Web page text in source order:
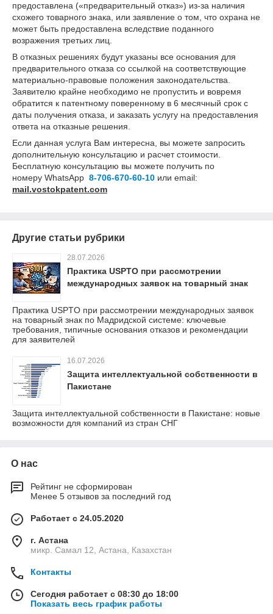
предоставлена («предварительный отказ») из-за наличия
схожего товарного знака, или заявление о том, что охрана не
может быть предоставлена вследствие поданного
возражения третьих лиц.
В отказных решениях будут указаны все основания для
предварительного отказа со ссылкой на соответствующие
материально-правовые положения законодательства.
Заявителю крайне необходимо не пропустить и вовремя
обратится к патентному поверенному в 6 месячный срок с
даты получения отказа, и заказать услугу на предоставления
ответа на отказные решения.
Если данная услуга Вам интересна, вы можете запросить
дополнительную консультацию и расчет стоимости.
Бесплатную консультацию вы можете получить по
номеру WhatsApp 8-706-670-60-10 или email:
mail.vostokpatent.com
Другие статьи рубрики
28.07.2026
Практика USPTO при рассмотрении
международных заявок на товарный знак
Практика USPTO при рассмотрении международных заявок
на товарный знак по Мадридской системе: ключевые
требования, типичные основания отказов и рекомендации
для заявителей
16.07.2026
Защита интеллектуальной собственности в
Пакистане
Защита интеллектуальной собственности в Пакистане: новые
возможности для компаний из стран СНГ
О нас
Рейтинг не сформирован
Менее 5 отзывов за последний год
Работает с 24.05.2020
г. Астана
микр. Самал 12, Астана, Казахстан
Контакты
Сегодня работает с 08:30 до 18:00
Показать весь график работы